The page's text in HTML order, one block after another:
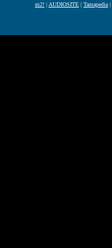
m2! | AUDIOSITE | Tamapedia |